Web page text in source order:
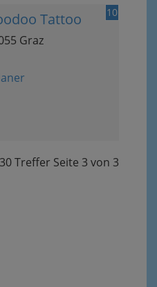
10
Tattoo
Graz
30 Treffer Seite 3 von 3